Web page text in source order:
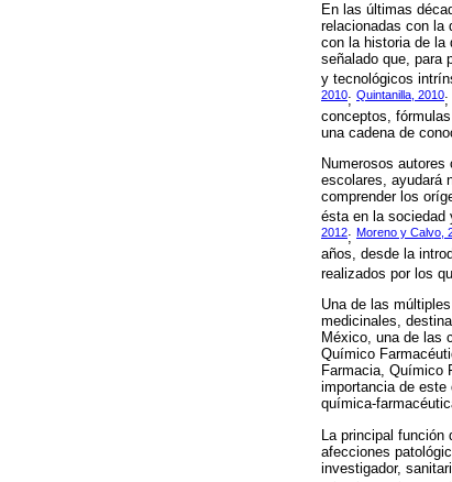
En las últimas
relacionadas con la
con la historia de
señalado que, para
y tecnológicos
2010; Quintanilla, 2010;
conceptos,
una cadena de
Numerosos
escolares, ayudará
comprender los
ésta en la sociedad
2012; Moreno y Calvo,
años, desde la
realizados por los
Una de las
medicinales,
México, una de las
Químico
Farmacia, Químico
importancia de este
química-
La principal función
afecciones
investigador,